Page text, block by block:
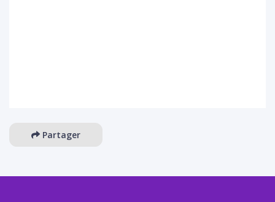
Partager